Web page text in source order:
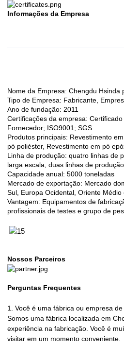
Informações da Empresa
Nome da Empresa: Chengdu Hsinda
Tipo de Empresa: Fabricante,
Ano de fundação: 2011
Certificações da empresa:
Fornecedor; ISO9001; SGS
Produtos principais: Revestimento
pó poliéster, Revestimento em pó
Linha de produção: quatro linhas de
larga escala, duas linhas de
Capacidade anual: 5000 toneladas
Mercado de exportação: Mercado
Sul, Europa Ocidental, Oriente Médio
Vantagem: Equipamentos de
profissionais de testes e grupo de
Nossos Parceiros
Perguntas Frequentes
1. Você é uma fábrica ou empresa
Somos uma fábrica localizada em
experiência na fabricação. Você é
visitar em um momento conveniente.